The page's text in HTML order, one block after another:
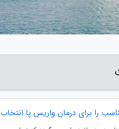
را برای درمان واریس پا انتخاب